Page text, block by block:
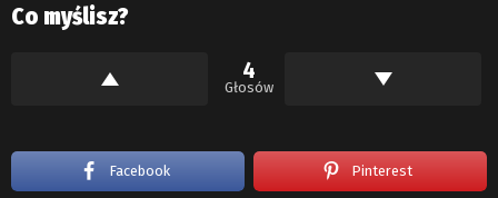
Co myślisz?
4
Głosów
Facebook Pinterest